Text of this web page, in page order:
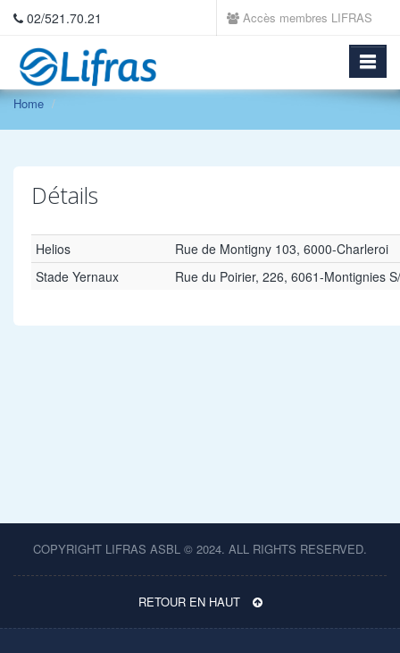
02/521.70.21 Accès membres LIFRAS
Home
Détails
Helios
Rue de Montigny 103, 6000-Charleroi
Stade Yernaux
Rue du Poirier, 226, 6061-Montignies
COPYRIGHT LIFRAS ASBL © 2024. ALL RIGHTS RESERVED.
RETOUR EN HAUT